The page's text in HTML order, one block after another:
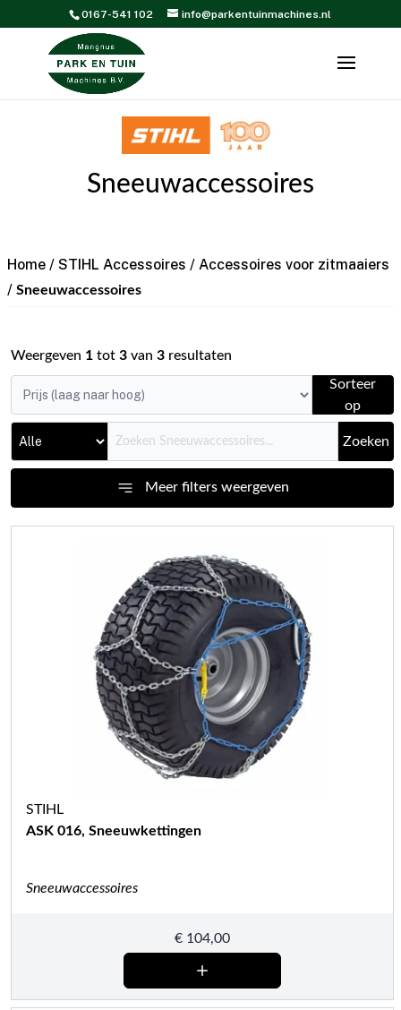
0167-541 102 info@parkentuinmachines.nl
Sneeuwaccessoires
Home / STIHL Accessoires / Accessoires voor zitmaaiers
/ Sneeuwaccessoires
Weergeven 1 tot 3 van 3 resultaten
Sorteer
op
Zoeken
Meer filters weergeven
STIHL
ASK 016, Sneeuwkettingen
Sneeuwaccessoires
€ 104,00